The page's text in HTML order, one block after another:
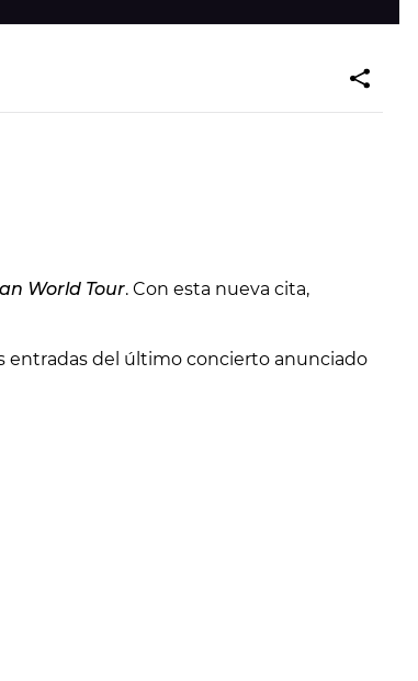
World Tour. Con esta nueva cita,
entradas del último concierto anunciado